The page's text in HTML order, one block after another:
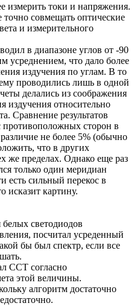
измерить токи и напряжения.
совмещать оптические
и измерительного
в диапазоне углов от -90
усреднением, что дало более
издучения по углам. В то
проводились лишь в одной
делались из соображения
издучения относительно
Сравнение результатов
противоположных сторон в
не более 5% (обычно
что в других
же пределах. Однако еще раз
только один меридиан
есть сильный перекос в
исказит картину.
светодиодов
посчитал усреденный
бы был спектр, если все
CCT согласно
этой величины.
алгоритм достаточно